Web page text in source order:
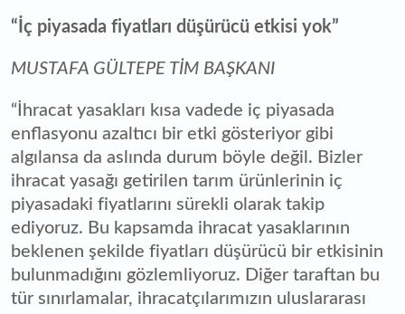
“İç piyasada fiyatları düşürücü etkisi yok”
MUSTAFA GÜLTEPE TİM BAŞKANI
“İhracat yasakları kısa vadede iç piyasada
enflasyonu azaltıcı bir etki gösteriyor gibi
algılansa da aslında durum böyle değil. Bizler
ihracat yasağı getirilen tarım ürünlerinin iç
piyasadaki fiyatlarını sürekli olarak takip
ediyoruz. Bu kapsamda ihracat yasaklarının
beklenen şekilde fiyatları düşürücü bir etkisinin
bulunmadığını gözlemliyoruz. Diğer taraftan bu
tür sınırlamalar, ihracatçılarımızın uluslararası